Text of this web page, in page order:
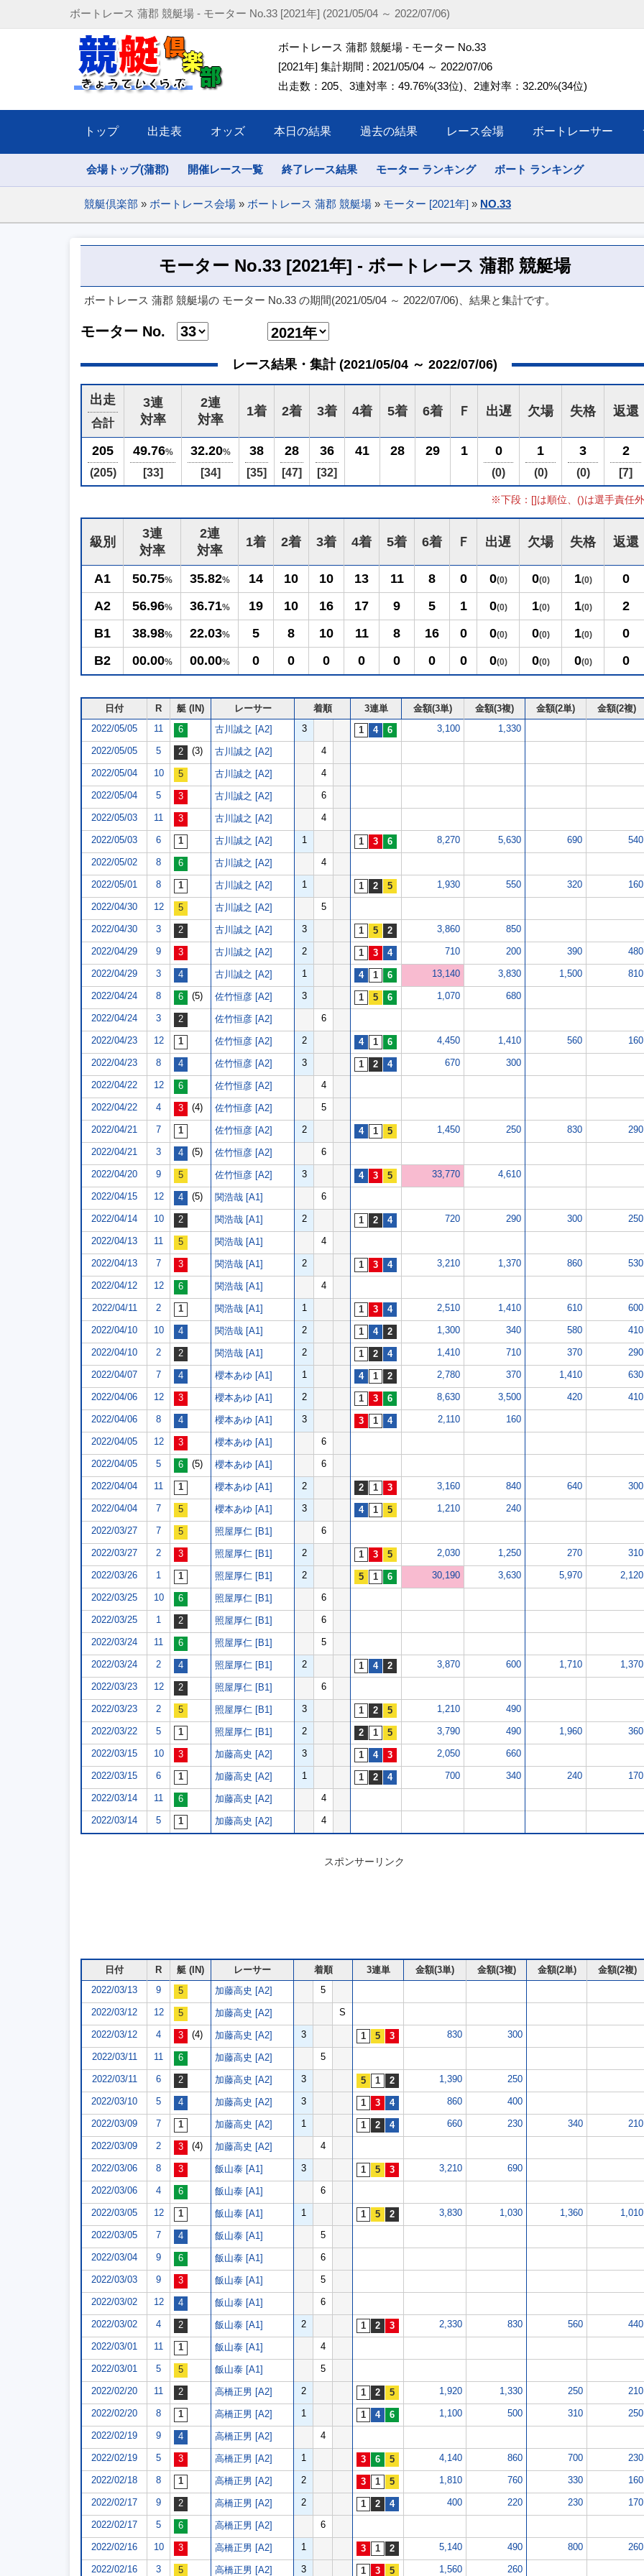
ボートレース 蒲郡 競艇場 - モーター No.33 [2021年] (2021/05/04 ～ 2022/07/06)
ボートレース 蒲郡 競艇場 - モーター No.33
[2021年] 集計期間 : 2021/05/04 ～ 2022/07/06
出走数：205、3連対率：49.76%(33位)、2連対率：32.20%(34位)
トップ 出走表 オッズ 本日の結果 過去の結果 レース会場 ボートレーサー
会場トップ(蒲郡) 開催レース一覧 終了レース結果 モーター ランキング ボート ランキング
競艇倶楽部 » ボートレース会場 » ボートレース 蒲郡 競艇場 » モーター [2021年] » NO.33
モーター No.33 [2021年] - ボートレース 蒲郡 競艇場
ボートレース 蒲郡 競艇場の モーター No.33 の期間(2021/05/04 ～ 2022/07/06)、結果と集計です。
モーター No.
レース結果・集計 (2021/05/04 ～ 2022/07/06)
出走
合計
3連
対率
2連
対率
1着 2着 3着 4着 5着 6着 Ｆ 出遅 欠場 失格 返還
205
(205)
49.76%
[33]
32.20%
[34]
38
[35]
28
[47]
36
[32]
41 28 29 1 0
(0)
1
(0)
3
(0)
2
[7]
※下段：[]は順位、()は選手責任外
級別
3連
対率
2連
対率
1着 2着 3着 4着 5着 6着 Ｆ 出遅 欠場 失格 返還
A1 50.75% 35.82% 14 10 10 13 11 8 0 0(0) 0(0) 1(0)
0
A2
56.96% 36.71% 19 10 16 17 9 5 1 0(0) 1(0) 1(0)
2
B1
38.98% 22.03% 5 8 10 11 8 16 0 0(0) 0(0) 1(0)
0
B2
00.00% 00.00% 0 0 0 0 0 0 0 0(0) 0(0) 0(0) 0
日付 R 艇 (IN) レーサー 着順 3連単 金額(3単) 金額(3複) 金額(2単)
金額(2複)
2022/05/05
11 古川誠之 [A2] 3 3,100 1,330
2022/05/05 5 (3) 古川誠之 [A2] 4
2022/05/04 10 古川誠之 [A2] 4
2022/05/04 5 古川誠之 [A2] 6
2022/05/03 11 古川誠之 [A2] 4
2022/05/03 6 古川誠之 [A2] 1 8,270 5,630 690 540
2022/05/02 8 古川誠之 [A2] 4
2022/05/01 8 古川誠之 [A2] 1 1,930 550 320 160
2022/04/30 12 古川誠之 [A2] 5
2022/04/30 3 古川誠之 [A2] 3 3,860 850
2022/04/29 9 古川誠之 [A2] 2 710 200 390 480
2022/04/29 3 古川誠之 [A2] 1 13,140 3,830 1,500 810
2022/04/24 8 (5) 佐竹恒彦 [A2] 3 1,070 680
2022/04/24 3 佐竹恒彦 [A2] 6
2022/04/23 12 佐竹恒彦 [A2] 2 4,450 1,410 560 160
2022/04/23 8 佐竹恒彦 [A2] 3 670 300
2022/04/22 12 佐竹恒彦 [A2] 4
2022/04/22 4 (4) 佐竹恒彦 [A2] 5
2022/04/21 7 佐竹恒彦 [A2] 2 1,450 250 830 290
2022/04/21 3 (5) 佐竹恒彦 [A2] 6
2022/04/20 9 佐竹恒彦 [A2] 3 33,770 4,610
2022/04/15 12 (5) 関浩哉 [A1] 6
2022/04/14 10 関浩哉 [A1] 2 720 290 300 250
2022/04/13 11 関浩哉 [A1] 4
2022/04/13 7 関浩哉 [A1] 2 3,210 1,370 860 530
2022/04/12 12 関浩哉 [A1] 4
2022/04/11 2 関浩哉 [A1] 1 2,510 1,410 610 600
2022/04/10 10 関浩哉 [A1] 2 1,300 340 580 410
2022/04/10 2 関浩哉 [A1] 2 1,410 710 370 290
2022/04/07 7 櫻本あゆ [A1] 1 2,780 370 1,410 630
2022/04/06 12 櫻本あゆ [A1] 2 8,630 3,500 420 410
2022/04/06 8 櫻本あゆ [A1] 3 2,110 160
2022/04/05 12 櫻本あゆ [A1] 6
2022/04/05 5 (5) 櫻本あゆ [A1] 6
2022/04/04 11 櫻本あゆ [A1] 2 3,160 840 640 300
2022/04/04 7 櫻本あゆ [A1] 3 1,210 240
2022/03/27 7 照屋厚仁 [B1] 6
2022/03/27 2 照屋厚仁 [B1] 2 2,030 1,250 270 310
2022/03/26 1 照屋厚仁 [B1] 2 30,190 3,630 5,970 2,120
2022/03/25 10 照屋厚仁 [B1] 6
2022/03/25 1 照屋厚仁 [B1] 6
2022/03/24 11 照屋厚仁 [B1] 5
2022/03/24 2 照屋厚仁 [B1] 2 3,870 600 1,710 1,370
2022/03/23 12 照屋厚仁 [B1] 6
2022/03/23 2 照屋厚仁 [B1] 3 1,210 490
2022/03/22 5 照屋厚仁 [B1] 2 3,790 490 1,960 360
2022/03/15 10 加藤高史 [A2] 3 2,050 660
2022/03/15 6 加藤高史 [A2] 1 700 340 240 170
2022/03/14 11 加藤高史 [A2] 4
2022/03/14 5 加藤高史 [A2] 4
スポンサーリンク
日付 R 艇 (IN) レーサー 着順 3連単 金額(3単) 金額(3複) 金額(2単)
金額(2複)
2022/03/13
9 加藤高史 [A2] 5
2022/03/12 12 加藤高史 [A2] S
2022/03/12 4 (4) 加藤高史 [A2] 3 830 300
2022/03/11 11 加藤高史 [A2] 5
2022/03/11 6 加藤高史 [A2] 3 1,390 250
2022/03/10 5 加藤高史 [A2] 3 860 400
2022/03/09 7 加藤高史 [A2] 1 660 230 340 210
2022/03/09 2 (4) 加藤高史 [A2] 4
2022/03/06 8 飯山泰 [A1] 3 3,210 690
2022/03/06 4 飯山泰 [A1] 6
2022/03/05 12 飯山泰 [A1] 1 3,830 1,030 1,360 1,010
2022/03/05 7 飯山泰 [A1] 5
2022/03/04 9 飯山泰 [A1] 6
2022/03/03 9 飯山泰 [A1] 5
2022/03/02 12 飯山泰 [A1] 6
2022/03/02 4 飯山泰 [A1] 2 2,330 830 560 440
2022/03/01 11 飯山泰 [A1] 4
2022/03/01 5 飯山泰 [A1] 5
2022/02/20 11 高橋正男 [A2] 2 1,920 1,330 250 210
2022/02/20 8 高橋正男 [A2] 1 1,100 500 310 250
2022/02/19 9 高橋正男 [A2] 4
2022/02/19 5 高橋正男 [A2] 1 4,140 860 700 230
2022/02/18 8 高橋正男 [A2] 2 1,810 760 330 160
2022/02/17 9 高橋正男 [A2] 2 400 220 230 170
2022/02/17 5 高橋正男 [A2] 6
2022/02/16 10 高橋正男 [A2] 1 5,140 490 800 260
2022/02/16 3 高橋正男 [A2] 3 1,560 260